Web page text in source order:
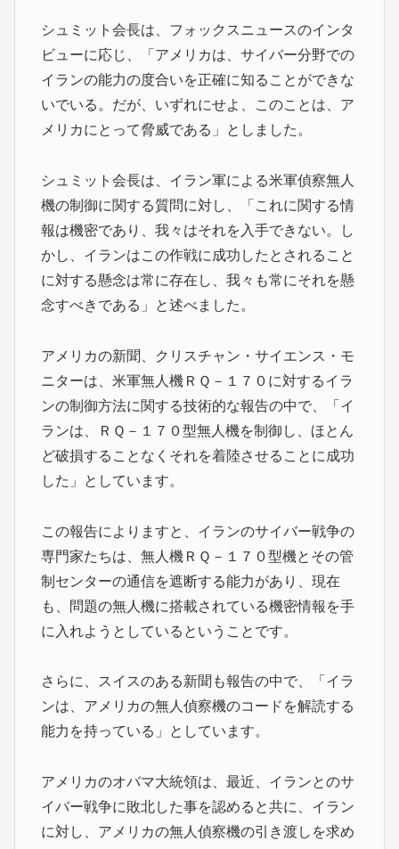
シュミット会長は、フォックスニュースのインタ
ビューに応じ、「アメリカは、サイバー分野での
イランの能力の度合いを正確に知ることができな
いでいる。だが、いずれにせよ、このことは、ア
メリカにとって脅威である」としました。
シュミット会長は、イラン軍による米軍偵察無人
機の制御に関する質問に対し、「これに関する情
報は機密であり、我々はそれを入手できない。し
かし、イランはこの作戦に成功したとされること
に対する懸念は常に存在し、我々も常にそれを懸
念すべきである」と述べました。
アメリカの新聞、クリスチャン・サイエンス・モ
ニターは、米軍無人機ＲＱ－１７０に対するイラ
ンの制御方法に関する技術的な報告の中で、「イ
ランは、ＲＱ－１７０型無人機を制御し、ほとん
ど破損することなくそれを着陸させることに成功
した」としています。
この報告によりますと、イランのサイバー戦争の
専門家たちは、無人機ＲＱ－１７０型機とその管
制センターの通信を遮断する能力があり、現在
も、問題の無人機に搭載されている機密情報を手
に入れようとしているということです。
さらに、スイスのある新聞も報告の中で、「イラ
ンは、アメリカの無人偵察機のコードを解読する
能力を持っている」としています。
アメリカのオバマ大統領は、最近、イランとのサ
イバー戦争に敗北した事を認めると共に、イラン
に対し、アメリカの無人偵察機の引き渡しを求め